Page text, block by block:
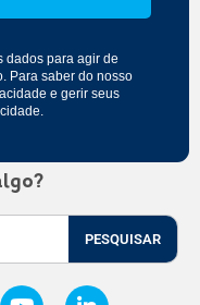
dados para agir de
. Para saber do nosso
e gerir seus
PESQUISAR